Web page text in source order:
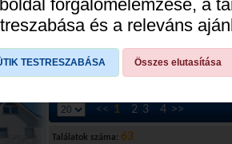
cikkekben
összes szóra szóra, szótöredék
Gumicsónakokhoz»Gumicsónak
<< 1 2 3 4 >>
Találatok száma: 63
forgalomelemzése, a
és a releváns
TESTRESZABÁSA Összes elutasítása